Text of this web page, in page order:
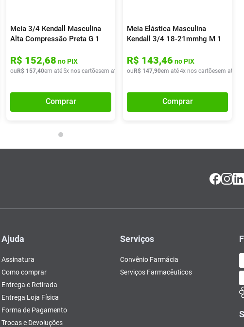
x de R$ 31,40
Meia 3/4 Kendall Masculina
Alta Compressão Preta G 1
R$ 152,68 no PIX
ou R$ 157,40em até 5x nos cartõesem até x de R$ 31,48
Comprar
Meia Elástica Masculina
Kendall 3/4 18-21mmhg M 1
R$ 143,46 no PIX
ou R$ 147,90em até4x nos cartõesem até
Comprar
Ajuda
Assinatura
Como comprar
Entrega e Retirada
Entrega Loja Física
Forma de Pagamento
Trocas e Devoluções
Serviços
Convênio Farmácia
Serviços Farmacêuticos